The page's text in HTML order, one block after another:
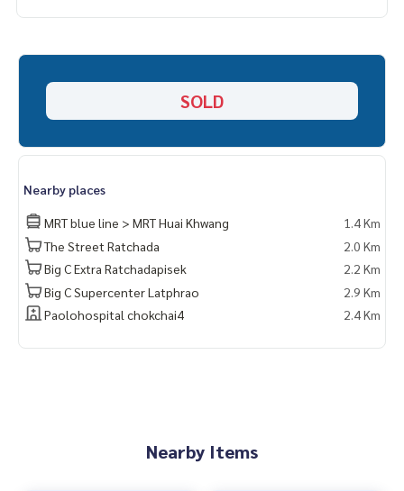
- BiG C
- ฟอร์จูน
===============
Line Id : @docondo
.
DoCondo.com
SOLD
Nearby places
MRT blue line > MRT Huai Khwang
1.4 Km
The Street Ratchada
2.0 Km
Big C Extra Ratchadapisek
2.2 Km
Big C Supercenter Latphrao
2.9 Km
Paolohospital chokchai4
2.4 Km
Nearby Items